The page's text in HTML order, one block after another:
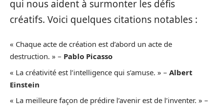
qui nous aident à surmonter les défis
créatifs. Voici quelques citations notables :
« Chaque acte de création est d’abord un acte de
destruction. » – Pablo Picasso
« La créativité est l’intelligence qui s’amuse. » – Albert
Einstein
« La meilleure façon de prédire l’avenir est de l’inventer. » –